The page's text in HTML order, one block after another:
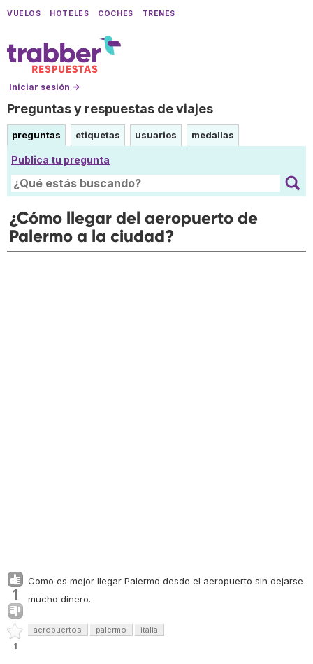
VUELOS HOTELES COCHES TRENES
Iniciar sesión →
Preguntas y respuestas de viajes
preguntas etiquetas usuarios medallas
Publica tu pregunta
¿Cómo llegar del aeropuerto de
Palermo a la ciudad?
1
1
Como es mejor llegar Palermo desde el aeropuerto sin dejarse
mucho dinero.
aeropuertos palermo italia